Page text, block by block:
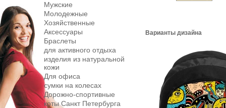
Мужские
Молодежные
Хозяйственные
Аксессуары
Браслеты
для активного отдыха
изделия из натуральной
кожи
Для офиса
сумки на колесах
Дорожнo-спортивные
коты Санкт Петербурга
Варианты дизайна